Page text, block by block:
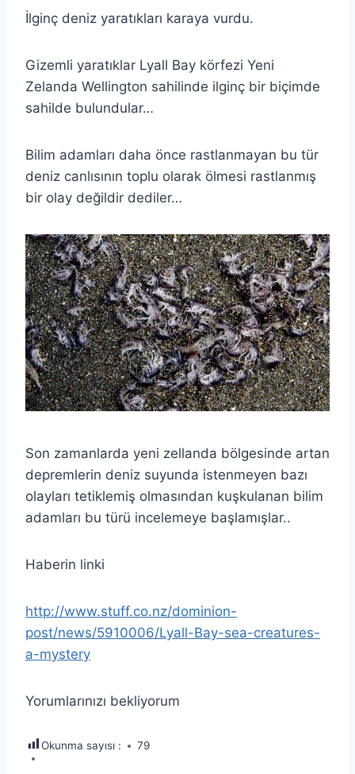
İlginç deniz yaratıkları karaya vurdu.
Gizemli yaratıklar Lyall Bay körfezi Yeni
Zelanda Wellington sahilinde ilginç bir biçimde
sahilde bulundular…
Bilim adamları daha önce rastlanmayan bu tür
deniz canlısının toplu olarak ölmesi rastlanmış
bir olay değildir dediler…
Son zamanlarda yeni zellanda bölgesinde artan
depremlerin deniz suyunda istenmeyen bazı
olayları tetiklemiş olmasından kuşkulanan bilim
adamları bu türü incelemeye başlamışlar..
Haberin linki
http://www.stuff.co.nz/dominion-
post/news/5910006/Lyall-Bay-sea-creatures-
a-mystery
Yorumlarınızı bekliyorum
Okunma sayısı : 79